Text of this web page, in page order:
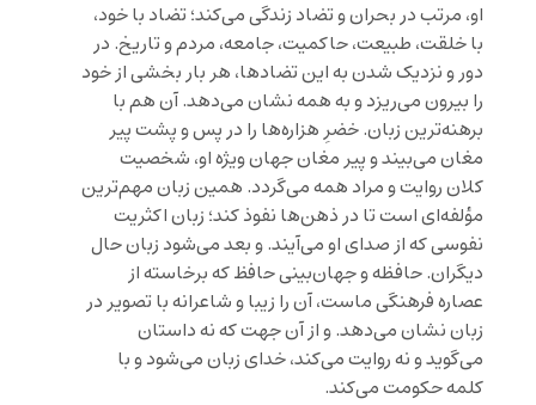
او، مرتب در بحران و تضاد زندگی می‌کند؛ تضاد با خود،
با خلقت، طبیعت، حاکمیت، جامعه، مردم و تاریخ. در
دور و نزدیک شدن به این تضادها، هر بار بخشی از خود
را بیرون می‌ریزد و به همه نشان می‌دهد. آن هم با
برهنه‌ترین زبان. خضرِ هزاره‌ها را در پس و پشت پیر
مغان می‌بیند و پیر مغان جهان ویژه او، شخصیت
کلان روایت و مراد همه می‌گردد. همین زبان مهم‌ترین
مؤلفه‌ای است تا در ذهن‌ها نفوذ کند؛ زبان اکثریت
نفوسی که از صدای او می‌آیند. و بعد می‌شود زبان حال
دیگران. حافظه و جهان‌بینی حافظ که برخاسته از
عصاره فرهنگی ماست، آن را زیبا و شاعرانه با تصویر در
زبان نشان می‌دهد. و از آن جهت که نه داستان
می‌گوید و نه روایت می‌کند، خدای زبان می‌شود و با
کلمه حکومت می‌کند.